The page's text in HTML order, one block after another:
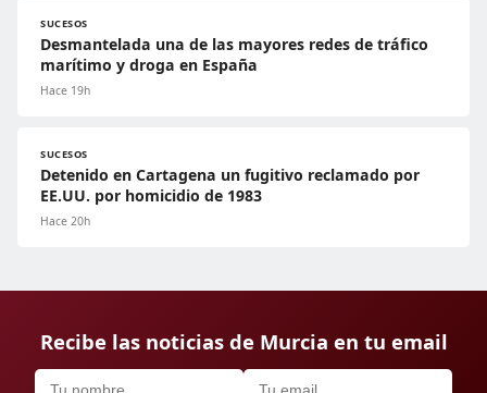
SUCESOS
Desmantelada una de las mayores redes de tráfico
marítimo y droga en España
Hace 19h
SUCESOS
Detenido en Cartagena un fugitivo reclamado por
EE.UU. por homicidio de 1983
Hace 20h
Recibe las noticias de Murcia en tu email